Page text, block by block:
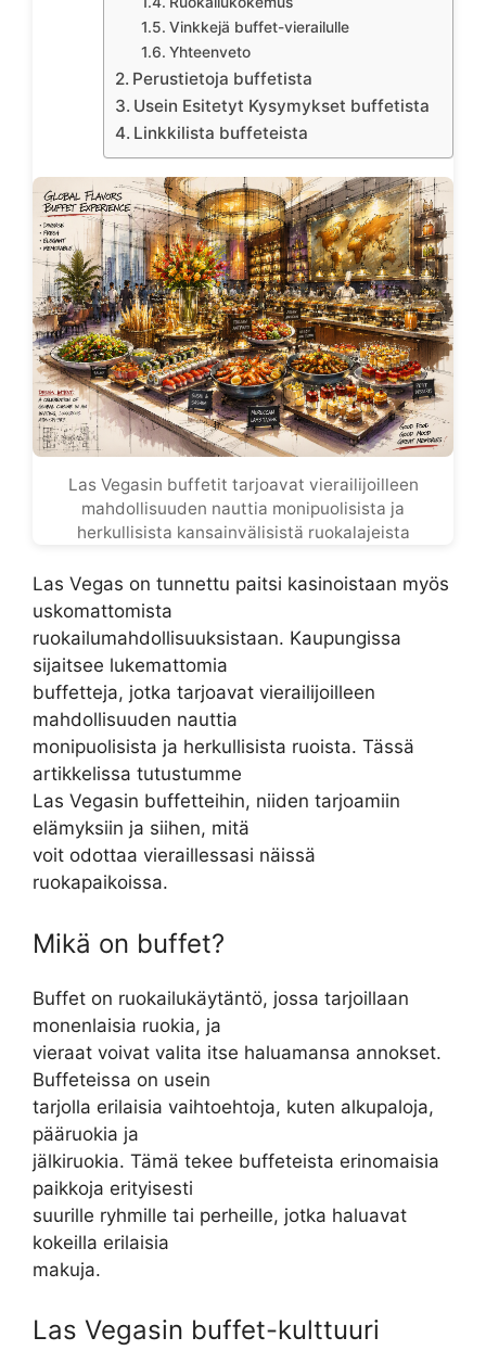
Vinkkejä buffet-vierailulle
Yhteenveto
Perustietoja buffetista
Usein Esitetyt Kysymykset buffetista
Linkkilista buffeteista
Las Vegasin buffetit tarjoavat vierailijoilleen
mahdollisuuden nauttia monipuolisista ja
herkullisista kansainvälisistä ruokalajeista
Las Vegas on tunnettu paitsi kasinoistaan myös
uskomattomista
ruokailumahdollisuuksistaan. Kaupungissa
sijaitsee lukemattomia
buffetteja, jotka tarjoavat vierailijoilleen
mahdollisuuden nauttia
monipuolisista ja herkullisista ruoista. Tässä
artikkelissa tutustumme
Las Vegasin buffetteihin, niiden tarjoamiin
elämyksiin ja siihen, mitä
voit odottaa vieraillessasi näissä
ruokapaikoissa.
Mikä on buffet?
Buffet on ruokailukäytäntö, jossa tarjoillaan
monenlaisia ruokia, ja
vieraat voivat valita itse haluamansa annokset.
Buffeteissa on usein
tarjolla erilaisia vaihtoehtoja, kuten alkupaloja,
pääruokia ja
jälkiruokia. Tämä tekee buffeteista erinomaisia
paikkoja erityisesti
suurille ryhmille tai perheille, jotka haluavat
kokeilla erilaisia
makuja.
Las Vegasin buffet-kulttuuri